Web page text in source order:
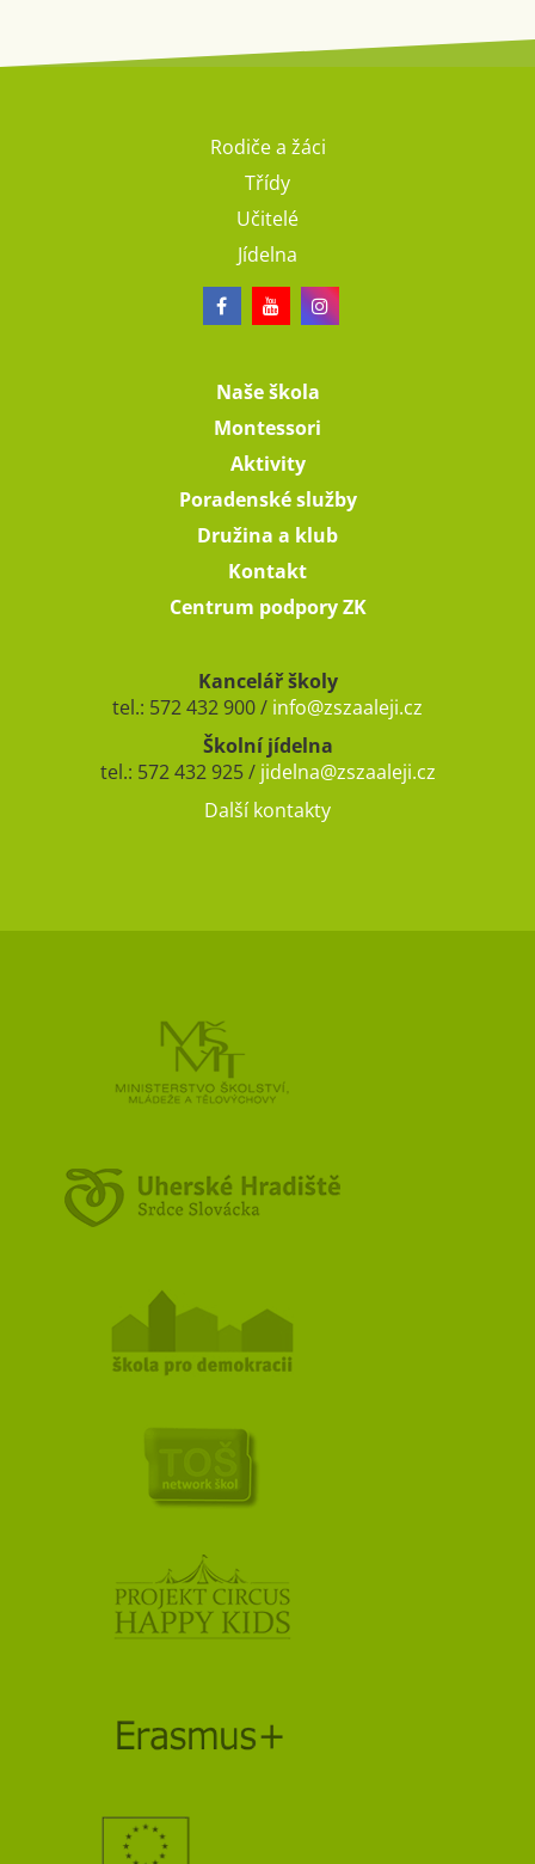
Rodiče a žáci
Třídy
Učitelé
Jídelna
Naše škola
Montessori
Aktivity
Poradenské služby
Družina a klub
Kontakt
Centrum podpory ZK
Kancelář školy
tel.: 572 432 900 / info@zszaaleji.cz
Školní jídelna
tel.: 572 432 925 / jidelna@zszaaleji.cz
Další kontakty